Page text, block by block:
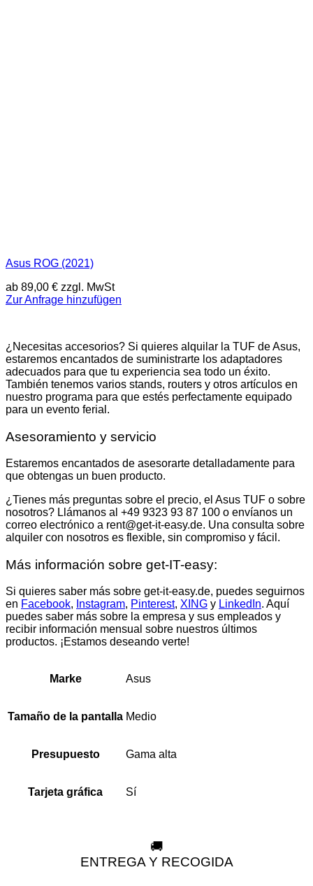
Asus ROG (2021)
ab 89,00 € zzgl. MwSt
Zur Anfrage hinzufügen
¿Necesitas accesorios? Si quieres alquilar la TUF de Asus,
estaremos encantados de suministrarte los adaptadores
adecuados para que tu experiencia sea todo un éxito.
También tenemos varios stands, routers y otros artículos en
nuestro programa para que estés perfectamente equipado
para un evento ferial.
Asesoramiento y servicio
Estaremos encantados de asesorarte detalladamente para
que obtengas un buen producto.
¿Tienes más preguntas sobre el precio, el Asus TUF o sobre
nosotros? Llámanos al +49 9323 93 87 100 o envíanos un
correo electrónico a rent@get-it-easy.de. Una consulta sobre
alquiler con nosotros es flexible, sin compromiso y fácil.
Más información sobre get-IT-easy:
Si quieres saber más sobre get-it-easy.de, puedes seguirnos
en Facebook, Instagram, Pinterest, XING y LinkedIn. Aquí
puedes saber más sobre la empresa y sus empleados y
recibir información mensual sobre nuestros últimos
productos. ¡Estamos deseando verte!
Marke Asus
Tamaño de la pantalla Medio
Presupuesto Gama alta
Tarjeta gráfica Sí
🚚
ENTREGA Y RECOGIDA